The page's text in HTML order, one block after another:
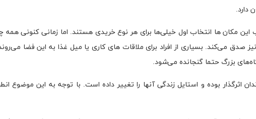
دارد.
این مکان ها انتخاب اول خیلی‌ها برای هر نوع خریدی هستند. اما زمانی کنونی همه
صدق می‌کند. بسیاری از افراد برای ملاقات های کاری یا میل غذا به این فضا
بزرگ حتما گنجانده می‌شود.
اثرگذار بوده و استایل زندگی آنها را تغییر داده است. با توجه به این موضوع